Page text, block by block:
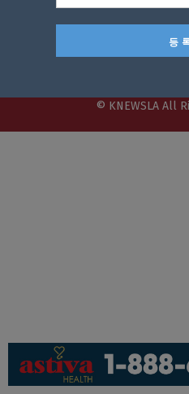
개인정보취급방침
기사제보
페이
© KNEWSLA All